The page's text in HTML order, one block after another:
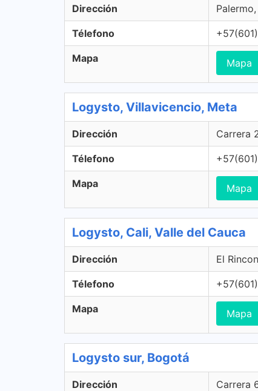
Dirección
Télefono
Mapa Mapa
Logysto, Villavicencio, Meta
Dirección Carrera
Télefono
Mapa Mapa
Logysto, Cali, Valle del Cauca
Dirección El
Télefono
Mapa Mapa
Logysto sur, Bogotá
Dirección Carrera